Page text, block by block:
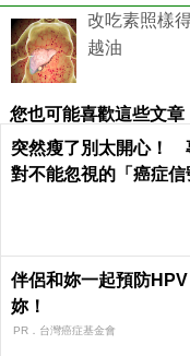
改吃素照樣
越油
您也可能喜歡這些文章
突然瘦了別太開心！
對不能忽視的「癌症信
伴侶和妳一起預防
妳！
PR．台灣癌症基金會